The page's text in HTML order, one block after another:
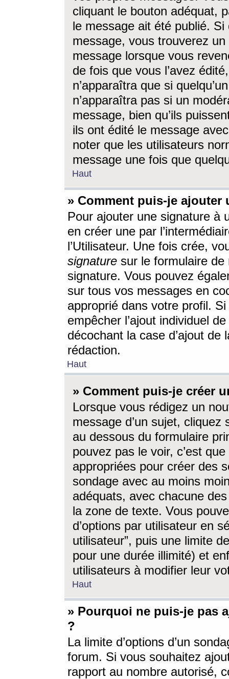
cliquant le bouton adéquat,
le message ait été publié. Si
message, vous trouverez
message lorsque vous
de fois que vous l’avez
n’apparaîtra que si
n’apparaîtra pas si un
message, bien qu’ils
ils ont édité le message
noter que les utilisateurs
message une fois que
Haut
» Comment puis-je ajouter
Pour ajouter une signature à
en créer une par
l’Utilisateur. Une fois crée,
signature sur le formulaire de
signature. Vous pouvez
sur tous vos messages en
approprié dans votre profil.
empêcher l’ajout individuel
décochant la case d’ajout
rédaction.
Haut
» Comment puis-je créer
Lorsque vous rédigez un
message d’un sujet, cliquez
au dessous du formulaire
pouvez pas le voir, c’est
appropriées pour créer des
sondage avec au moins
adéquats, avec chacune
la zone de texte. Vous
d’options par utilisateur en
utilisateur”, puis une limite
pour une durée illimité) et
utilisateurs à modifier leur
Haut
» Pourquoi ne puis-je pas
?
La limite d’options d’un
forum. Si vous souhaitez
rapport au nombre autorisé,